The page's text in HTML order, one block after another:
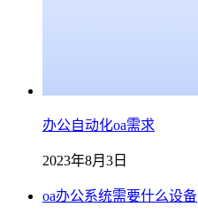
办公自动化oa需求
2023年8月3日
oa办公系统需要什么设备